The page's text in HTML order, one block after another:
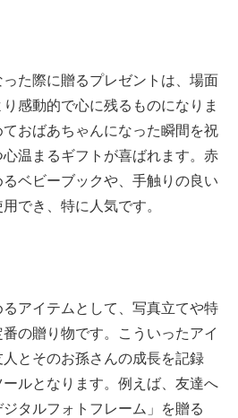
た際に贈るプレゼントは、場面
感動的で心に残るものになりま
おばあちゃんになった瞬間を祝
温まるギフトが喜ばれます。赤
ベビーブックや、手触りの良い
でき、特に人気です。
アイテムとして、写真立てや特
の贈り物です。こういったアイ
とそのお孫さんの成長を記録
ルとなります。例えば、友達へ
タルフォトフレーム」を贈る